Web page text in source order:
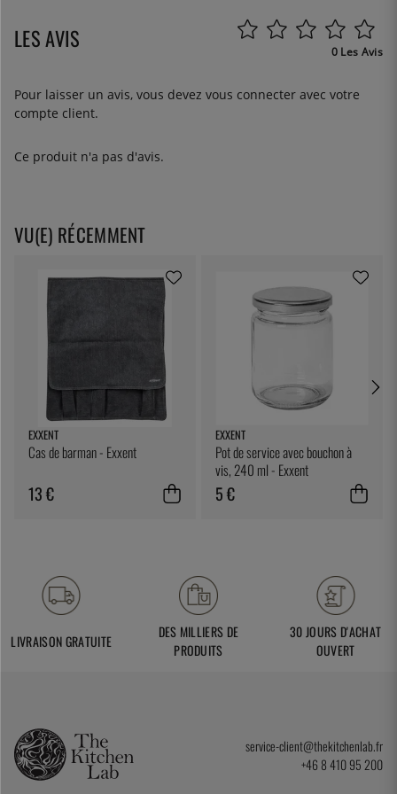
LES AVIS 0 Les Avis
Pour laisser un avis, vous devez vous connecter avec votre
compte client.
Ce produit n'a pas d'avis.
VU(E) RÉCEMMENT
EXXENT
Cas de barman - Exxent
13 €
EXXENT
Pot de service avec bouchon à
vis, 240 ml - Exxent
5 €
LIVRAISON GRATUITE
DES MILLIERS DE
PRODUITS
30 JOURS D'ACHAT
OUVERT
service-client@thekitchenlab.fr
+46 8 410 95 200